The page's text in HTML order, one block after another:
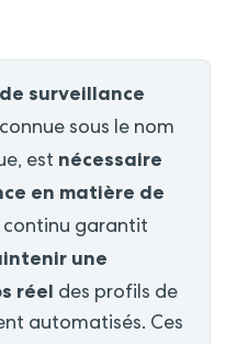
surveillance
sous le nom
est nécessaire
en matière de
continu garantit
une
réel des profils de
automatisés. Ces